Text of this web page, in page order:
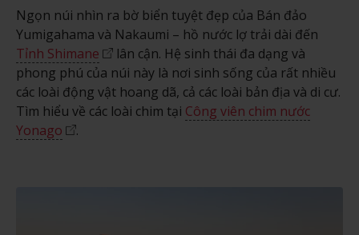
Ngọn núi nhìn ra bờ biển tuyệt đẹp của Bán đảo
Yumigahama và Nakaumi – hồ nước lợ trải dài đến
Tỉnh Shimane
lân cận. Hệ sinh thái đa dạng và
phong phú của núi này là nơi sinh sống của rất nhiều
các loài động vật hoang dã, cả các loài bản địa và di cư.
Tìm hiểu về các loài chim tại Công viên chim nước
Yonago
.